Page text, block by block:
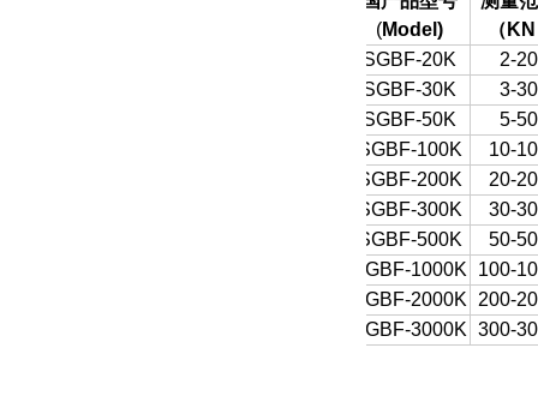
(Model)
（ KN
SGBF-20K
2-20
SGBF-30K
3-30
SGBF-50K
5-50
SGBF-100K
10-
SGBF-200K
20-
SGBF-300K
30-
SGBF-500K
50-
SGBF-1000K
100-
SGBF-2000K
200-
SGBF-3000K 300-